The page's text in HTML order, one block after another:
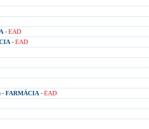
- EAD
- EAD
-FARMÁCIA- EAD